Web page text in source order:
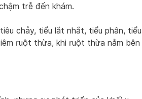
trễ đến khám.
chảy, tiểu lắt nhắt, tiểu phân, tiểu
ruột thừa, khi ruột thừa nằm bên